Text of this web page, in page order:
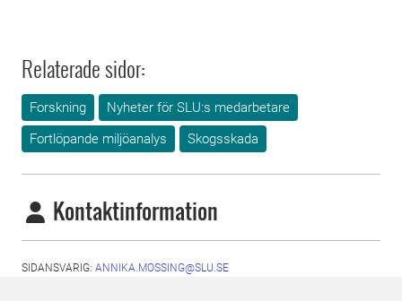
Relaterade sidor:
Forskning
Nyheter för SLU:s medarbetare
Fortlöpande miljöanalys
Skogsskada
Kontaktinformation
SIDANSVARIG: ANNIKA.MOSSING@SLU.SE